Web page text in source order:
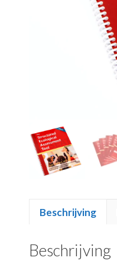
Beschrijving
Beschrijving